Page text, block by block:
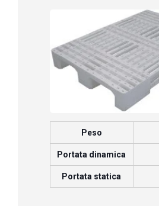
Peso
Portata dinamica
Portata statica